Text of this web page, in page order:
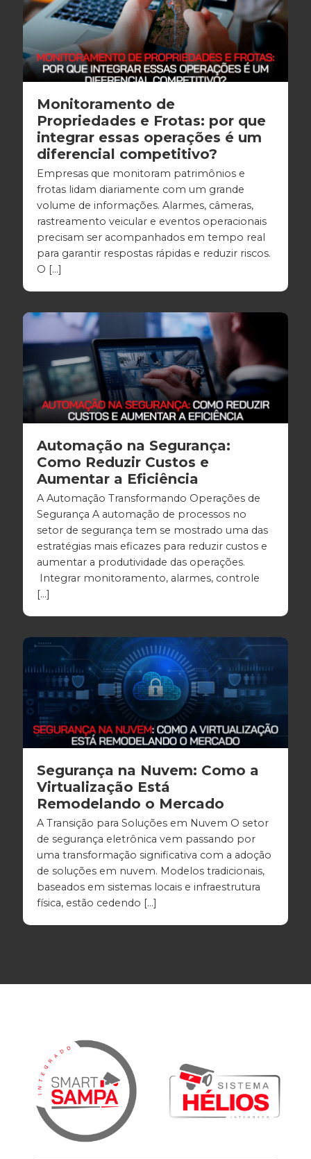
Monitoramento de
Propriedades e Frotas: por que
integrar essas operações é um
diferencial competitivo?
Empresas que monitoram patrimônios e
frotas lidam diariamente com um grande
volume de informações. Alarmes, câmeras,
rastreamento veicular e eventos operacionais
precisam ser acompanhados em tempo real
para garantir respostas rápidas e reduzir riscos.
O […]
Automação na Segurança:
Como Reduzir Custos e
Aumentar a Eficiência
A Automação Transformando Operações de
Segurança A automação de processos no
setor de segurança tem se mostrado uma das
estratégias mais eficazes para reduzir custos e
aumentar a produtividade das operações.
Integrar monitoramento, alarmes, controle
[…]
Segurança na Nuvem: Como a
Virtualização Está
Remodelando o Mercado
A Transição para Soluções em Nuvem O setor
de segurança eletrônica vem passando por
uma transformação significativa com a adoção
de soluções em nuvem. Modelos tradicionais,
baseados em sistemas locais e infraestrutura
física, estão cedendo […]